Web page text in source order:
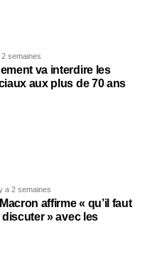
2 semaines
va interdire les
aux plus de 70 ans
a 2 semaines
affirme « qu’il faut
» avec les